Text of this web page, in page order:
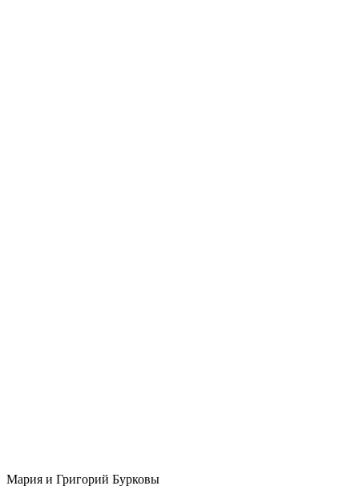
Мария и Григорий Бурковы